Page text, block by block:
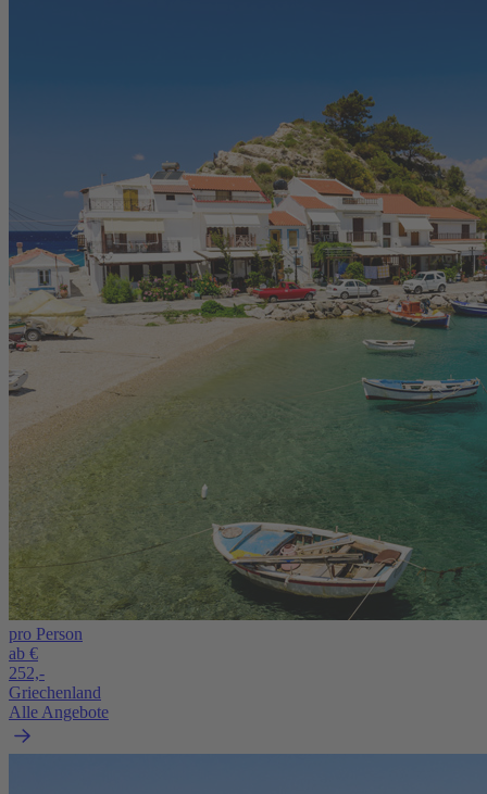
pro Person
ab €
252,-
Griechenland
Alle Angebote